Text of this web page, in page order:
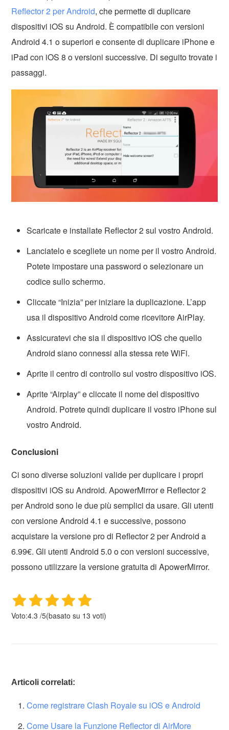
Reflector 2 per Android, che permette di duplicare
dispositivi iOS su Android. È compatibile con versioni
Android 4.1 o superiori e consente di duplicare iPhone e
iPad con iOS 8 o versioni successive. Di seguito trovate i
passaggi.
Scaricate e installate Reflector 2 sul vostro Android.
Lanciatelo e scegliete un nome per il vostro Android.
Potete impostare una password o selezionare un
codice sullo schermo.
Cliccate “Inizia” per iniziare la duplicazione. L’app
usa il dispositivo Android come ricevitore AirPlay.
Assicuratevi che sia il dispositivo iOS che quello
Android siano connessi alla stessa rete WiFi.
Aprite il centro di controllo sul vostro dispositivo iOS.
Aprite “Airplay” e cliccate il nome del dispositivo
Android. Potrete quindi duplicare il vostro iPhone sul
vostro Android.
Conclusioni
Ci sono diverse soluzioni valide per duplicare i propri
dispositivi iOS su Android. ApowerMirror e Reflector 2
per Android sono le due più semplici da usare. Gli utenti
con versione Android 4.1 e successive, possono
acquistare la versione pro di Reflector 2 per Android a
6.99€. Gli utenti Android 5.0 o con versioni successive,
possono utilizzare la versione gratuita di ApowerMirror.
Voto:4.3 /5(basato su 13 voti)
Articoli correlati:
Come registrare Clash Royale su iOS e Android
Come Usare la Funzione Reflector di AirMore